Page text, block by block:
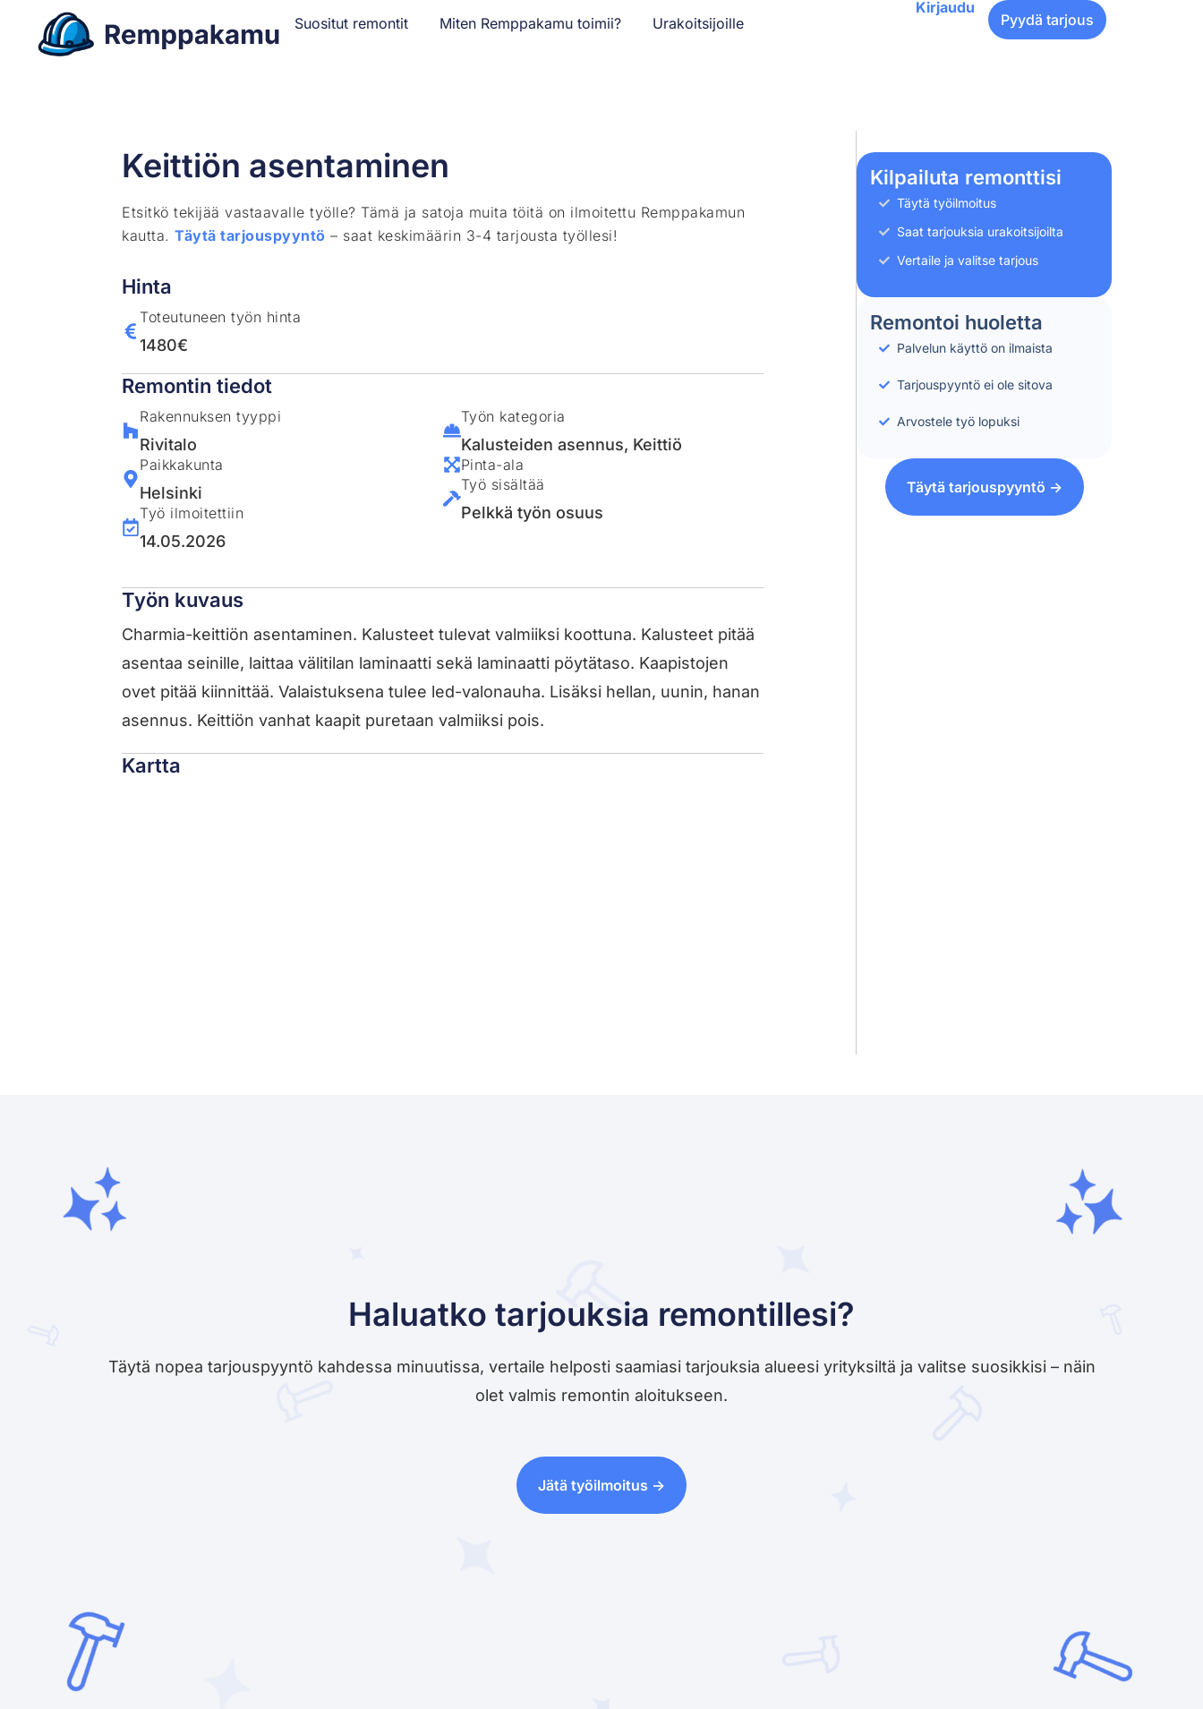
Suositut remontit Miten Remppakamu toimii? Urakoitsijoille
Kirjaudu
Pyydä tarjous
Keittiön asentaminen
Etsitkö tekijää vastaavalle työlle? Tämä ja satoja muita töitä on ilmoitettu Remppakamun
kautta.Täytä tarjouspyyntö – saat keskimäärin 3-4 tarjousta työllesi!
Hinta
Toteutuneen työn hinta
1480€
Remontin tiedot
Rakennuksen tyyppi
Rivitalo
Paikkakunta
Helsinki
Työ ilmoitettiin
14.05.2026
Työn kategoria
Kalusteiden asennus, Keittiö
Pinta-ala
Työ sisältää
Pelkkä työn osuus
Työn kuvaus
Charmia-keittiön asentaminen. Kalusteet tulevat valmiiksi koottuna. Kalusteet pitää
asentaa seinille, laittaa välitilan laminaatti sekä laminaatti pöytätaso. Kaapistojen
ovet pitää kiinnittää. Valaistuksena tulee led-valonauha. Lisäksi hellan, uunin, hanan
asennus. Keittiön vanhat kaapit puretaan valmiiksi pois.
Kartta
Kilpailuta remonttisi
Täytä työilmoitus
Saat tarjouksia urakoitsijoilta
Vertaile ja valitse tarjous
Remontoi huoletta
Palvelun käyttö on ilmaista
Tarjouspyyntö ei ole sitova
Arvostele työ lopuksi
Täytä tarjouspyyntö ->
Haluatko tarjouksia remontillesi?
Täytä nopea tarjouspyyntö kahdessa minuutissa, vertaile helposti saamiasi tarjouksia alueesi yrityksiltä ja valitse suosikkisi – näin
olet valmis remontin aloitukseen.
Jätä työilmoitus ->